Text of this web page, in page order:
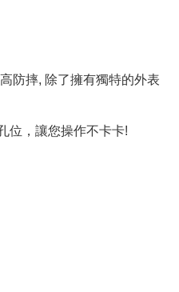
防摔, 除了擁有獨特的外表
位，讓您操作不卡卡!